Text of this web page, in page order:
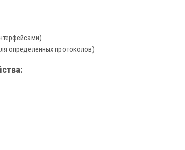
определенных протоколов)